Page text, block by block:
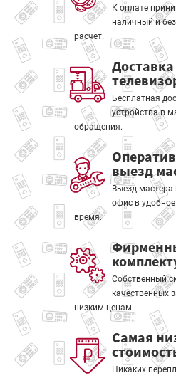
К оплате
наличный и
расчет.
Доставка
Бесплатная
устройства в
обращения.
выезд
Выезд
офис в
время.
Собственный
качественных
низким ценам.
Самая
Никаких